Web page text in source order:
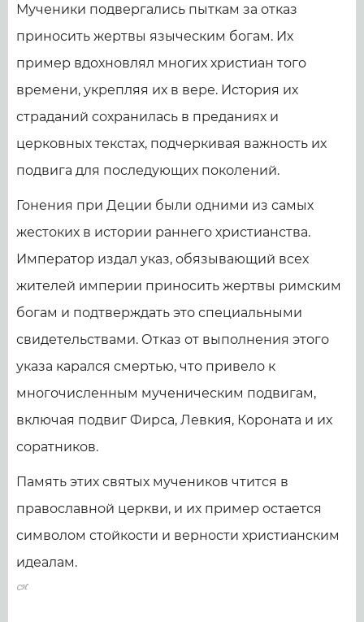
Мученики подвергались пыткам за отказ
приносить жертвы языческим богам. Их
пример вдохновлял многих христиан того
времени, укрепляя их в вере. История их
страданий сохранилась в преданиях и
церковных текстах, подчеркивая важность их
подвига для последующих поколений.
Гонения при Деции были одними из самых
жестоких в истории раннего христианства.
Император издал указ, обязывающий всех
жителей империи приносить жертвы римским
богам и подтверждать это специальными
свидетельствами. Отказ от выполнения этого
указа карался смертью, что привело к
многочисленным мученическим подвигам,
включая подвиг Фирса, Левкия, Короната и их
соратников.
Память этих святых мучеников чтится в
православной церкви, и их пример остается
символом стойкости и верности христианским
идеалам.